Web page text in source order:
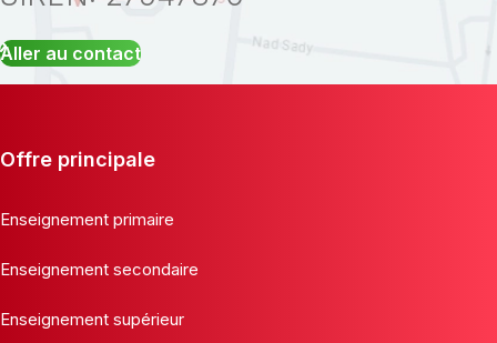
Aller au contact
Offre principale
Enseignement primaire
Enseignement secondaire
Enseignement supérieur